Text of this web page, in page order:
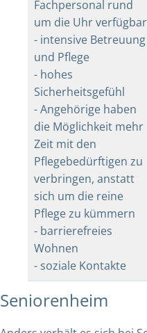
Fachpersonal rund
um die Uhr verfügbar
- intensive Betreuung
und Pflege
- hohes
Sicherheitsgefühl
- Angehörige haben
die Möglichkeit mehr
Zeit mit den
Pflegebedürftigen zu
verbringen, anstatt
sich um die reine
Pflege zu kümmern
- barrierefreies
Wohnen
- soziale Kontakte
Seniorenheim